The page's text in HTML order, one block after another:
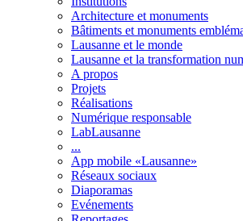
Architecture et monuments
Bâtiments et monuments
Lausanne et le monde
Lausanne et la transformation
A propos
Projets
Réalisations
Numérique responsable
LabLausanne
...
App mobile «Lausanne»
Réseaux sociaux
Diaporamas
Evénements